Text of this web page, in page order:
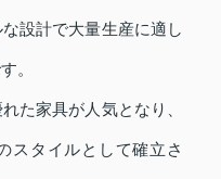
設計で大量生産に適し
。
た家具が人気となり、
スタイルとして確立さ